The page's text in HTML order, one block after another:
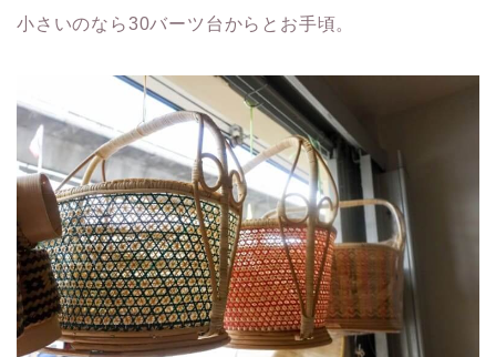
小さいのなら30バーツ台からとお手頃。